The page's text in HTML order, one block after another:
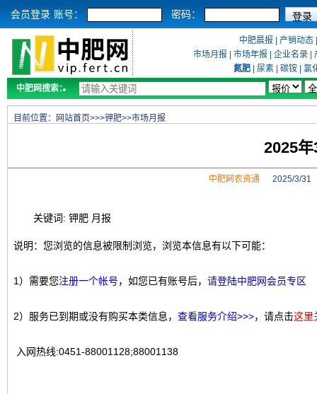
会员登录 账号： 密码：
中肥晨报 产销动态
市场月报
市场年报 企业名录
氮肥
尿素 碳铵
氯
中肥网搜索：
目前位置： 网站首页>>>钾肥>>市场月报
2025
中肥网农资通 2025/3/31
关键词: 钾肥 月报
说明：您浏览的信息被限制浏览，浏览本信息有以下可能：
1）需要您注册一个帐号，如您已有账号后， 请登陆中肥网会员专区
2）服务已到期或没有购买本类信息， 查看服务介绍>>>，请点击这里
入网热线:0451-88001128;88001138